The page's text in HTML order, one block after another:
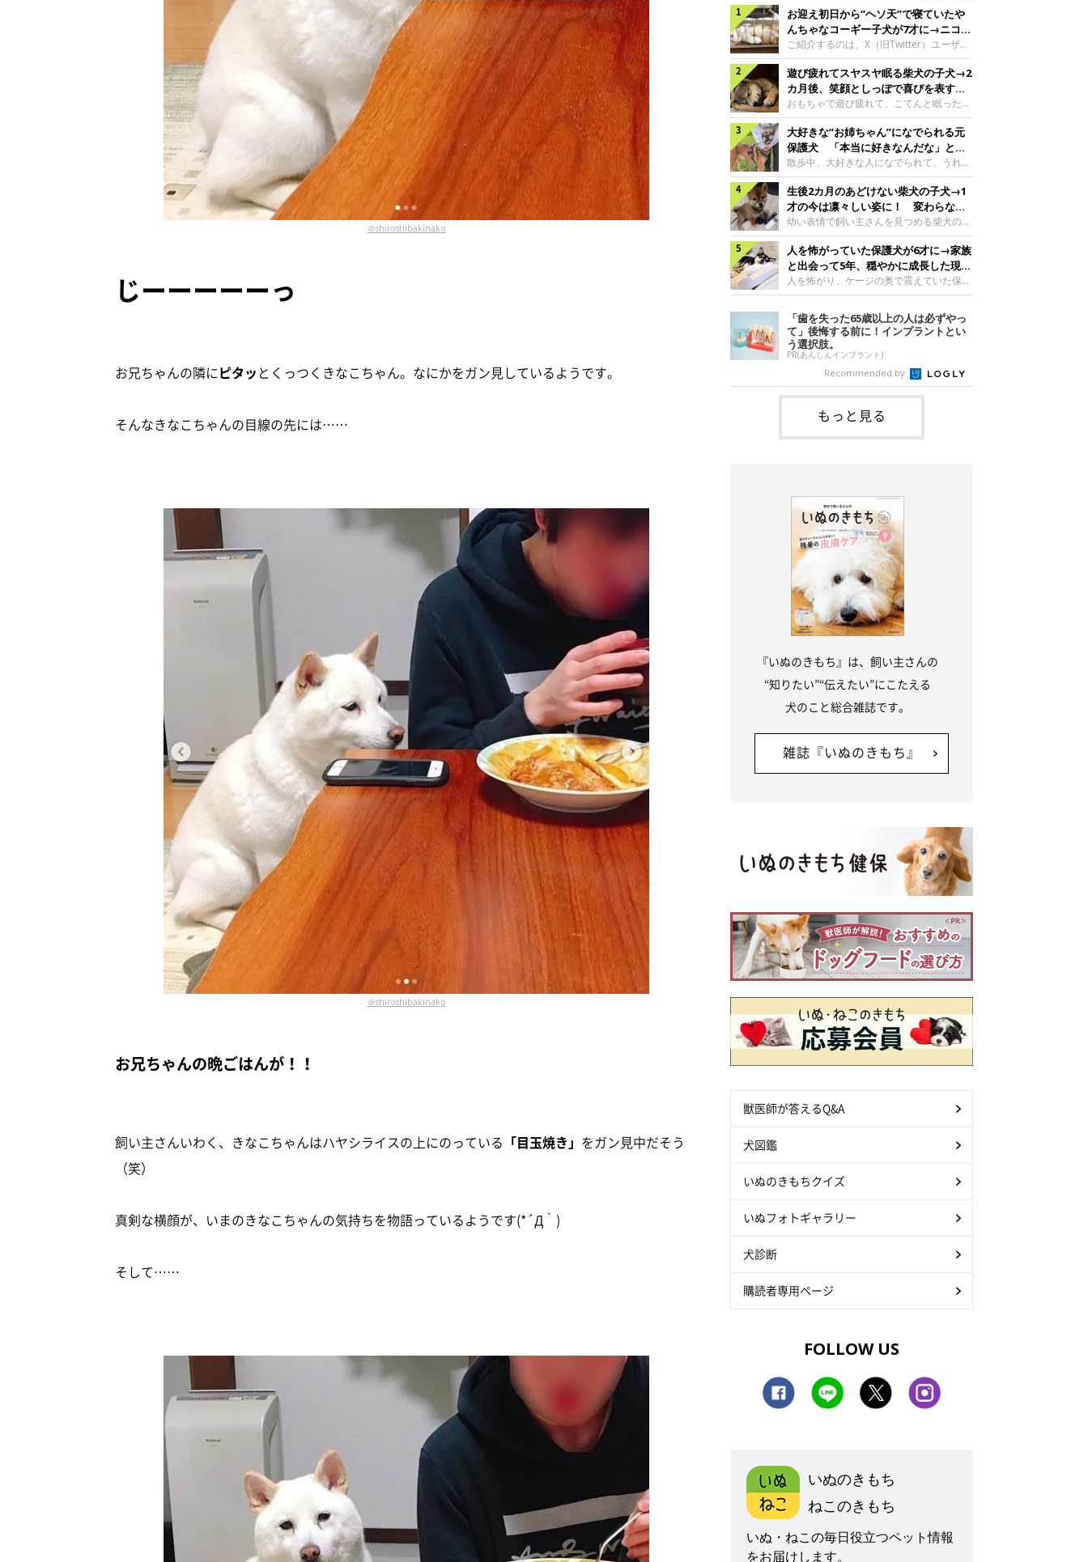
＠shiroshibakinako
じーーーーーっ
お兄ちゃんの隣にピタッ とくっつくきなこちゃん。なにかをガン見しているようです。
そんなきなこちゃんの目線の先には……
＠shiroshibakinako
お兄ちゃんの晩ごはんが！！
飼い主さんいわく、きなこちゃんはハヤシライスの上にのっている 「目玉焼き」 をガン見中だそう
（笑）
真剣な横顔が、いまのきなこちゃんの気持ちを物語っているようです(*´Д｀)
そして……
お迎え初日から“ヘソ天”で寝ていたや
んちゃなコーギー子犬が7才に→ニコニ
コ“コーギースマイル”が魅力のコに成
長！
ご紹介するのは、X（旧Twitter）ユーザー
＠Kus1oKg2vsgdWS2さんの愛犬でウェル
シュ・コーギー・ペンブロークの神楽ちゃ
ん。今年の8月で7才になるという神楽ちゃ
んですが、いったいどんな子犬時代を過ご
したのでしょうか。今回は、神楽ちゃんの
成長を飼い主さんと振り返ります！神楽ち
ゃんの成長について聞いた！お迎えから数
日後の神楽ちゃん（撮影時生後2カ月）＠
Kus1oKg2vsgdWS2――お迎え当初の神楽
ちゃんの様子について教えてください。飼
い主さん： 「お迎え当日から“ヘソ天”で寝
るようなコでし
遊び疲れてスヤスヤ眠る柴犬の子犬→2
カ月後、笑顔としっぽで喜びを表すコ
に成長！
おもちゃで遊び疲れて、こてんと眠った子
犬。あれから2カ月、表情や行動にさまざ
まな変化が見られるようになりました。遊
び疲れて眠る生後2カ月のなっちゃん遊び
疲れた様子のなっちゃん。@Pkndg_紹介
するのは、X（旧Twitter）ユーザー
@Pkndg_さんの愛犬・なっちゃん（取材
時、生後4カ月／柴犬）。こちらの写真
は、なっちゃんが生後2カ月のころに撮影
された一枚です。この日、なっちゃんは家
族と一緒におもちゃで遊んでいました。た
くさん遊んで疲れたのか、その後は眠り始
めたそうです。眠るなっちゃん。
@Pkndg_
大好きな“お姉ちゃん”になでられる元
保護犬 「本当に好きなんだな」と感
じる表情にほっこり
散歩中、大好きな人になでられて、うれし
そうな表情を見せる元保護犬。甘えるよう
な姿に、見ているこちらまでほっこりしま
す。大好きな“お姉ちゃん”に甘える小次郎
くん妹さんになでてもらい、うれしそうな
表情を見せる小次郎くん（2026年6月撮
影）。@mika_Jimmy紹介するのは、X（旧
Twitter）ユーザー@mika_Jimmyさんの愛
犬・小次郎くん（撮影時5才）。こちら
は、飼い主さんの妹さんと一緒に散歩をし
日、飼い主さんは実家から自宅へ帰る途
中、妹さんと公園で待ち合わせ
生後2カ月のあどけない柴犬の子犬→1
才の今は凛々しい姿に！ 変わらない
「くりくりおめめ」にもほっこり
幼い表情で飼い主さんを見つめる柴犬の子
犬。1才を迎えた現在はすっかり成犬らし
くなりましたが、子犬のころから変わらな
いところもあるそうです。家族に迎えたば
かりの小さな慎之介くん生後2カ月の慎之
介くん。@BLACKpurupuru紹介するの
は、X（旧Twitter）ユーザー
@BLACKpurupuruさんの愛犬・慎之介く
ん（取材時1才／柴犬）です。こちらは、
慎之介くんが生後2カ月のころ、家族に迎
えて約2週間後に撮影された一枚。小さな
体とあどけない表情が印象的です。飼い主
さんの夫に抱っこされる慎之介くん。@B
人を怖がっていた保護犬が6才に→家族
と出会って5年、穏やかに成長した現在
の姿にグッとくる
人を怖がり、ケージの奥で震えていた保護
犬。家族と出会って5年、今では笑顔を見
せ、飼い主さんの娘さんにも少しずつ心を
開くようになりました。（写真左から）先
住犬・ライナちゃん、レオナちゃん。
@lina_and_leona紹介するのは、
Instagramユーザー@lina_and_leonaさん
の愛犬・レオナちゃん（取材時6才／柴犬
／写真右）です。穏やかで優しい表情を見
せる今の姿からは想像できませんが、レオ
ナちゃんには悲しい過去があるといいま
す。人が怖くてケージの中で震えていた家
「歯を失った65歳以上の人は必ずやっ
て」後悔する前に！インプラントとい
う選択肢。
PR(あんしんインプラント)
Recommended by
もっと見る
『いぬのきもち』は、飼い主さんの
“知りたい”“伝えたい”にこたえる
犬のこと総合雑誌です。
雑誌『いぬのきもち』
獣医師が答えるQ&A
犬図鑑
いぬのきもちクイズ
いぬフォトギャラリー
犬診断
購読者専用ページ
FOLLOW US
いぬのきもち
ねこのきもち
いぬ・ねこの毎日役立つペット情報
をお届けします。